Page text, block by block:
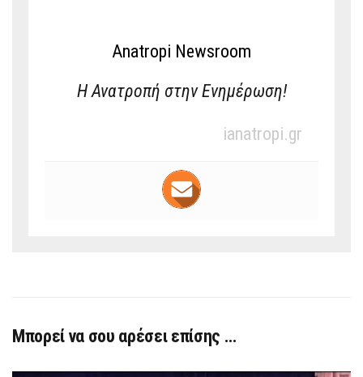
Anatropi Newsroom
Η Ανατροπή στην Ενημέρωση!
ianatropi.gr
Μπορεί να σου αρέσει επίσης …